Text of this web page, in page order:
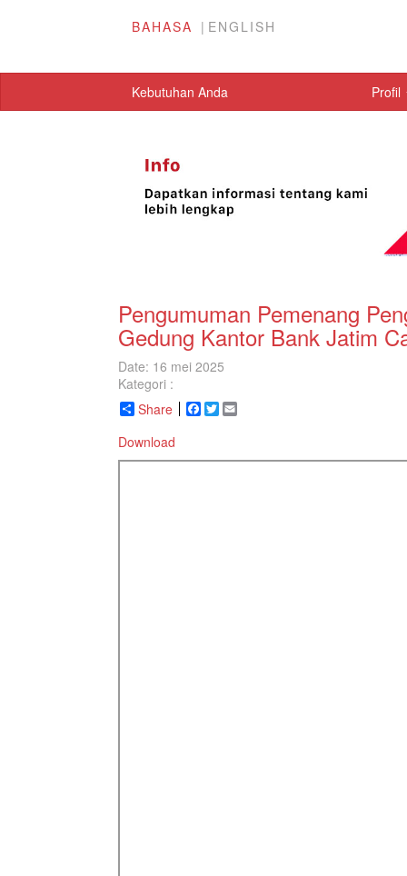
BAHASA ENGLISH
Kebutuhan Anda Profil
Pengumuman Pemenang
Gedung Kantor Bank Jatim
Date: 16 mei 2025
Kategori :
Share
Facebook
Twitter
Download